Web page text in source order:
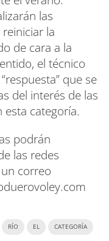
las
la
de cara a la
el técnico
que se
del interés de las
esta categoría.
podrán
las redes
correo
RÍO EL CATEGORÍA